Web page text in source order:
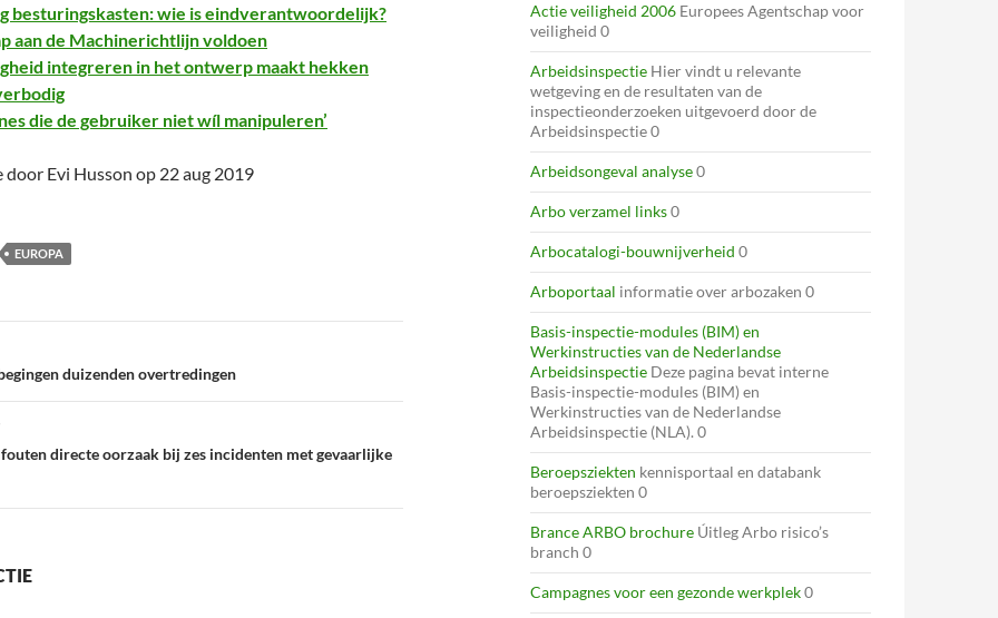
besturingskasten: wie is eindverantwoordelijk?
aan de Machinerichtlijn voldoen
integreren in het ontwerp maakt hekken
die de gebruiker niet wíl manipuleren’
door Evi Husson op 22 aug 2019
EUROPA
duizenden overtredingen
directe oorzaak bij zes incidenten met gevaarlijke
Actie veiligheid 2006 Europees Agentschap voor
veiligheid 0
Arbeidsinspectie Hier vindt u relevante
wetgeving en de resultaten van de
inspectieonderzoeken uitgevoerd door de
Arbeidsinspectie 0
Arbeidsongeval analyse0
Arbo verzamel links0
Arbocatalogi-bouwnijverheid 0
Arboportaal informatie over arbozaken 0
Basis-inspectie-modules (BIM) en
Werkinstructies van de Nederlandse
Arbeidsinspectie Deze pagina bevat interne
Basis-inspectie-modules (BIM) en
Werkinstructies van de Nederlandse
Arbeidsinspectie (NLA). 0
Beroepsziekten kennisportaal en databank
beroepsziekten 0
Brance ARBO brochure Úitleg Arbo risico’s
branch 0
Campagnes voor een gezonde werkplek0